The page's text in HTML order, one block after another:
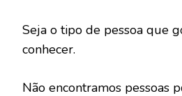
Seja o tipo de pessoa que
conhecer.
Não encontramos pessoas